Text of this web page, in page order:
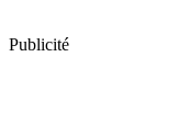
Publicité